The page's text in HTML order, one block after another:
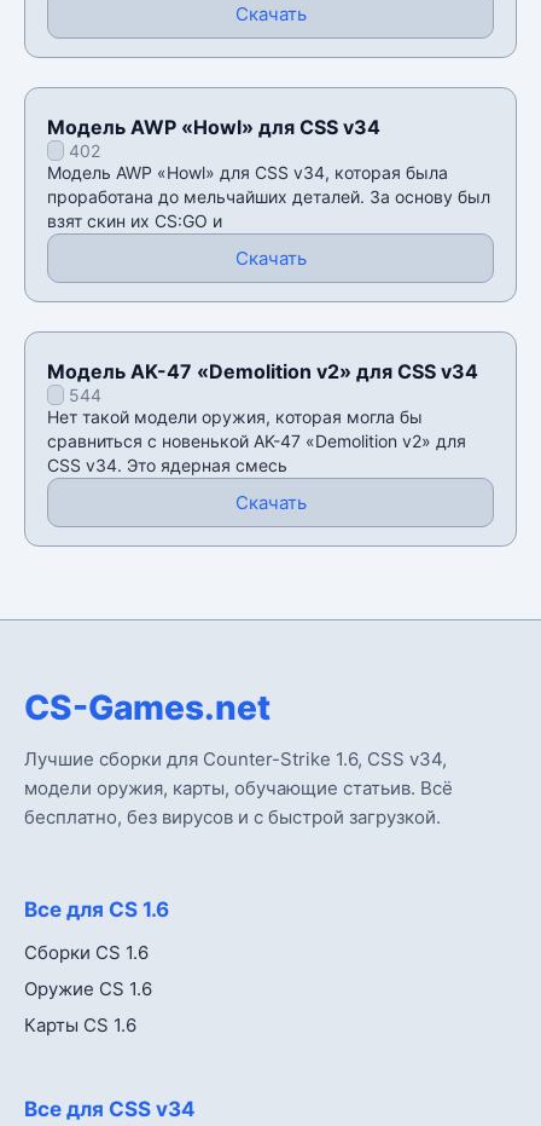
Скачать
Модель AWP «Howl» для CSS v34
402
Модель AWP «Howl» для CSS v34, которая была
проработана до мельчайших деталей. За основу был
взят скин их CS:GO и
Скачать
Модель AK-47 «Demolition v2» для CSS v34
544
Нет такой модели оружия, которая могла бы
сравниться с новенькой AK-47 «Demolition v2» для
CSS v34. Это ядерная смесь
Скачать
CS-Games.net
Лучшие сборки для Counter-Strike 1.6, CSS v34,
модели оружия, карты, обучающие статьив. Всё
бесплатно, без вирусов и с быстрой загрузкой.
Все для CS 1.6
Сборки CS 1.6
Оружие CS 1.6
Карты CS 1.6
Все для CSS v34